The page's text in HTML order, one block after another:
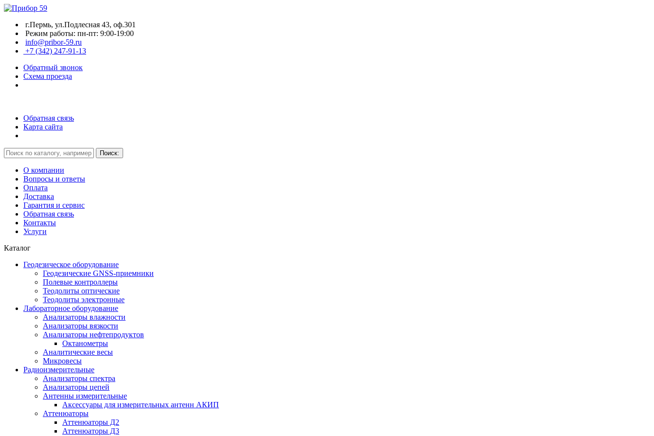
г.Пермь, ул.Подлесная 43, оф.301
Режим работы: пн-пт: 9:00-19:00
info@pribor-59.ru
+7 (342) 247-91-13
Обратный звонок
Схема проезда
Обратная связь
Карта сайта
О компании
Вопросы и ответы
Оплата
Доставка
Гарантия и сервис
Обратная связь
Контакты
Услуги
Каталог
Геодезическое оборудование
Геодезические GNSS-приемники
Полевые контроллеры
Теодолиты оптические
Теодолиты электронные
Лабораторное оборудование
Анализаторы влажности
Анализаторы вязкости
Анализаторы нефтепродуктов
Октанометры
Аналитические весы
Микровесы
Радиоизмерительные
Анализаторы спектра
Анализаторы цепей
Антенны измерительные
Аксессуары для измерительных антенн АКИП
Аттенюаторы
Аттенюаторы Д2
Аттенюаторы Д3